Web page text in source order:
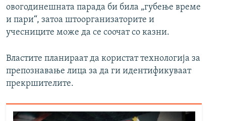
овогодинешната парада би била „губење време
и пари“, затоа штоорганизаторите и
учесниците може да се соочат со казни.
Властите планираат да користат технологија за
препознавање лица за да ги идентификуваат
прекршителите.